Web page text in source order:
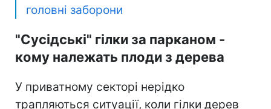
головні заборони
"Сусідські" гілки за парканом -
кому належать плоди з дерева
У приватному секторі нерідко
трапляються ситуації, коли гілки дерев